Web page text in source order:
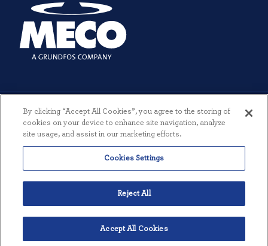
© 2026 MECO INCORPORATED. ALLE RETTIGHEDER FORBEHOLDES.
VILKÅR OG BETINGELSER | PRIVATLIVSPOLITIK
THREESIXTYEIGHT
Dansk
By clicking “Accept All Cookies”, you agree to the storing of
cookies on your device to enhance site navigation, analyze
site usage, and assist in our marketing efforts.
Cookies Settings
Reject All
Accept All Cookies